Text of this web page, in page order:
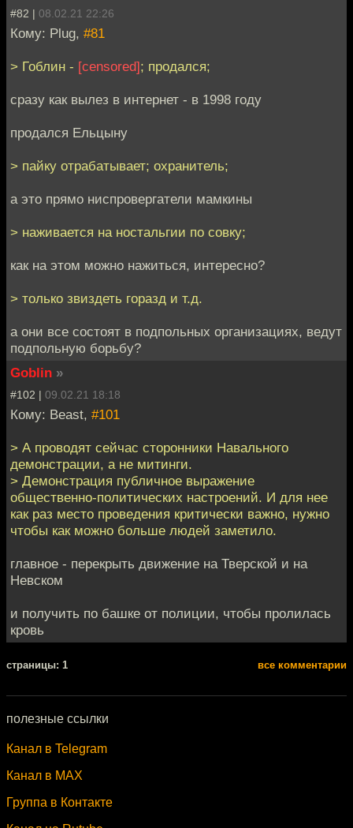
#82 | 08.02.21 22:26
Кому: Plug, #81
> Гоблин - [censored]; продался;
сразу как вылез в интернет - в 1998 году
продался Ельцыну
> пайку отрабатывает; охранитель;
а это прямо ниспровергатели мамкины
> наживается на ностальгии по совку;
как на этом можно нажиться, интересно?
> только звиздеть горазд и т.д.
а они все состоят в подпольных организациях, ведут
подпольную борьбу?
Goblin »
#102 | 09.02.21 18:18
Кому: Beast, #101
> А проводят сейчас сторонники Навального
демонстрации, а не митинги.
> Демонстрация публичное выражение
общественно-политических настроений. И для нее
как раз место проведения критически важно, нужно
чтобы как можно больше людей заметило.
главное - перекрыть движение на Тверской и на
Невском
и получить по башке от полиции, чтобы пролилась
кровь
cтраницы: 1 все комментарии
полезные ссылки
Канал в Telegram
Канал в MAX
Группа в Контакте